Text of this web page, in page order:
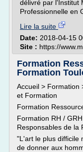
délivré par l'Institut
Professionnelle en
Lire la suite
Date: 2018-04-15
Site : https://
Formation
Formation
Accueil > Formation
et Formation
Formation
Formation RH /
Responsables de la
"L'art le plus difficile
de donner aux